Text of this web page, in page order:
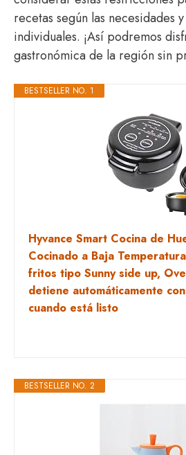
recetas según las necesidades
individuales. ¡Así podremos
gastronómica de la región sin
BESTSELLER NO. 1
Hyvance Smart Cocina de
Cocinado a Baja
fritos tipo Sunny side up,
detiene automáticamente
cuando está listo
BESTSELLER NO. 2